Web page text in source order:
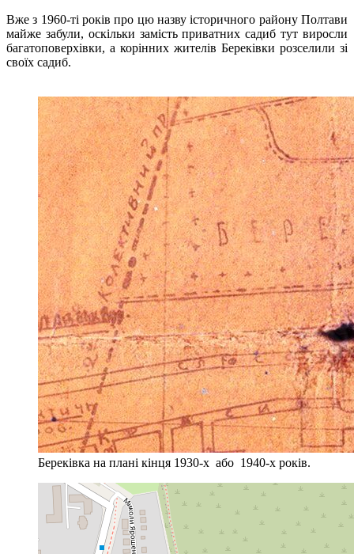
Вже з 1960-ті років про цю назву історичного району Полтави
майже забули, оскільки замість приватних садиб тут виросли
багатоповерхівки, а корінних жителів Береківки розселили зі
своїх садиб.
Береківка на плані кінця 1930-х або 1940-х років.